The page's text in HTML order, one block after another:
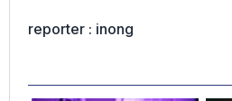
reporter : inong